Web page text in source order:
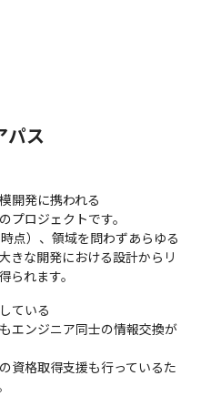
パス
開発に携われる
プロジェクトです。
点）、領域を問わずあらゆる
きな開発における設計からリ
られます。
ている
エンジニア同士の情報交換が
資格取得支援も行っているた